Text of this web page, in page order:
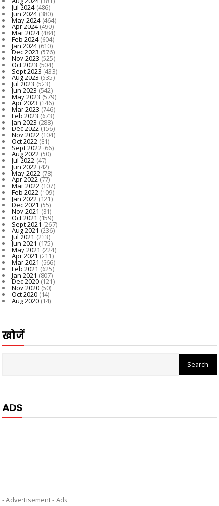
Jul 2024(486)
Jun 2024(380)
May 2024(464)
Apr 2024(490)
Mar 2024(484)
Feb 2024(604)
Jan 2024(610)
Dec 2023(576)
Nov 2023 (525)
Oct 2023 (504)
Sept 2023 (433)
Aug 2023 (535)
Jul 2023 (523)
Jun 2023(542)
May 2023(579)
Apr 2023 (346)
Mar 2023 (746)
Feb 2023 (673)
Jan 2023 (288)
Dec 2022(156)
Nov 2022 (104)
Oct 2022 (81)
Sept 2022(66)
Aug 2022 (50)
Jul 2022 (47)
Jun 2022(42)
May 2022(78)
Apr 2022 (77)
Mar 2022(107)
Feb 2022 (109)
Jan 2022 (121)
Dec 2021 (55)
Nov 2021 (81)
Oct 2021 (159)
Sept 2021 (267)
Aug 2021 (236)
Jul 2021 (233)
Jun 2021(175)
May 2021(224)
Apr 2021 (211)
Mar 2021 (666)
Feb 2021 (625)
Jan 2021 (807)
Dec 2020(121)
Nov 2020 (50)
Oct 2020 (14)
Aug 2020(14)
खोजें
ADS
- Advertisement - Ads